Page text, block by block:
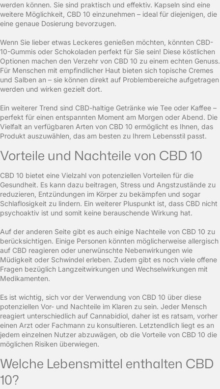
werden können. Sie sind praktisch und effektiv. Kapseln sind eine
weitere Möglichkeit, CBD 10 einzunehmen – ideal für diejenigen, die
eine genaue Dosierung bevorzugen.
Wenn Sie lieber etwas Leckeres genießen möchten, könnten CBD-
10-Gummis oder Schokoladen perfekt für Sie sein! Diese köstlichen
Optionen machen den Verzehr von CBD 10 zu einem echten Genuss.
Für Menschen mit empfindlicher Haut bieten sich topische Cremes
und Salben an – sie können direkt auf Problembereiche aufgetragen
werden und wirken gezielt dort.
Ein weiterer Trend sind CBD-haltige Getränke wie Tee oder Kaffee –
perfekt für einen entspannten Moment am Morgen oder Abend. Die
Vielfalt an verfügbaren Arten von CBD 10 ermöglicht es Ihnen, das
Produkt auszuwählen, das am besten zu Ihrem Lebensstil passt.
Vorteile und Nachteile von CBD 10
CBD 10 bietet eine Vielzahl von potenziellen Vorteilen für die
Gesundheit. Es kann dazu beitragen, Stress und Angstzustände zu
reduzieren, Entzündungen im Körper zu bekämpfen und sogar
Schlaflosigkeit zu lindern. Ein weiterer Pluspunkt ist, dass CBD nicht
psychoaktiv ist und somit keine berauschende Wirkung hat.
Auf der anderen Seite gibt es auch einige Nachteile von CBD 10 zu
berücksichtigen. Einige Personen könnten möglicherweise allergisch
auf CBD reagieren oder unerwünschte Nebenwirkungen wie
Müdigkeit oder Schwindel erleben. Zudem gibt es noch viele offene
Fragen bezüglich Langzeitwirkungen und Wechselwirkungen mit
Medikamenten.
Es ist wichtig, sich vor der Verwendung von CBD 10 über diese
potenziellen Vor- und Nachteile im Klaren zu sein. Jeder Mensch
reagiert unterschiedlich auf Cannabidiol, daher ist es ratsam, vorher
einen Arzt oder Fachmann zu konsultieren. Letztendlich liegt es an
jedem einzelnen Nutzer abzuwägen, ob die Vorteile von CBD 10 die
möglichen Risiken überwiegen.
Welche Lebensmittel enthalten CBD
10?